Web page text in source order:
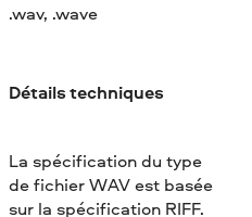
.wav, .wave
Détails techniques
La spécification du type
de fichier WAV est basée
sur la spécification RIFF.